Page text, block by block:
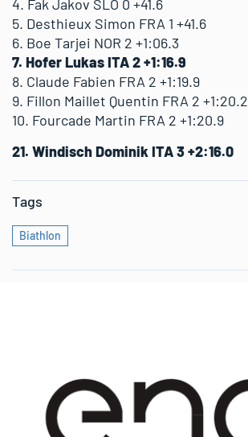
4. Fak Jakov SLO 0 +41.6
5. Desthieux Simon FRA 1 +41.6
6. Boe Tarjei NOR 2 +1:06.3
7. Hofer Lukas ITA 2 +1:16.9
8. Claude Fabien FRA 2 +1:19.9
9. Fillon Maillet Quentin FRA 2 +1:20.2
10. Fourcade Martin FRA 2 +1:20.9
21. Windisch Dominik ITA 3 +2:16.0
Tags
Biathlon